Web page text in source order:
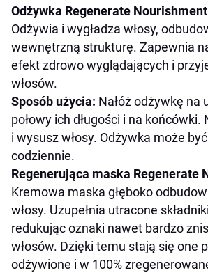
Odżywka Regenerate Nourishment
Odżywia i wygładza włosy,
wewnętrzną strukturę. Zapewnia
efekt zdrowo wyglądających i
włosów.
Sposób użycia: Nałóż odżywkę na
połowy ich długości i na końcówki.
i wysusz włosy. Odżywka może
codziennie.
Regenerująca maska Regenerate
Kremowa maska głęboko
włosy. Uzupełnia utracone
redukując oznaki nawet bardzo
włosów. Dzięki temu stają się one
odżywione i w 100%